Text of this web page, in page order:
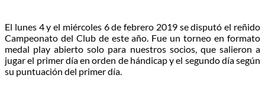
El lunes 4 y el miércoles 6 de febrero 2019 se disputó el reñido
Campeonato del Club de este año. Fue un torneo en formato
medal play abierto solo para nuestros socios, que salieron a
jugar el primer día en orden de hándicap y el segundo día según
su puntuación del primer día.